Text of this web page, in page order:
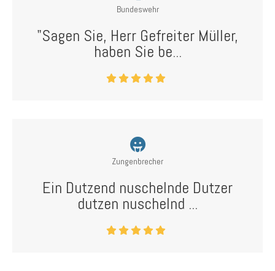
Bundeswehr
"Sagen Sie, Herr Gefreiter Müller,
haben Sie be...
Zungenbrecher
Ein Dutzend nuschelnde Dutzer
dutzen nuschelnd ...